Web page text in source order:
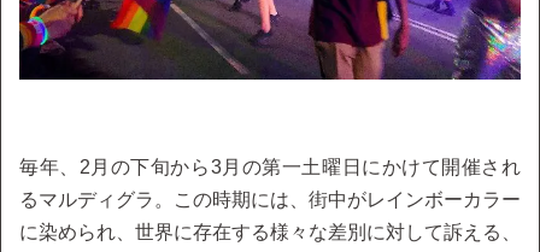
毎年、2月の下旬から3月の第一土曜日にかけて開催され
るマルディグラ。この時期には、街中がレインボーカラー
に染められ、世界に存在する様々な差別に対して訴える、